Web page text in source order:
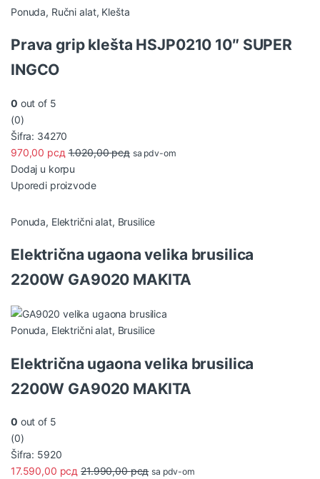
Ponuda, Ručni alat, Klešta
Prava grip klešta HSJP0210 10″ SUPER
INGCO
0 out of 5
(0)
Šifra: 34270
970,00 рсд 1.020,00рсд sa pdv-om
Dodaj u korpu
Uporedi proizvode
Ponuda, Električni alat, Brusilice
Električna ugaona velika brusilica
2200W GA9020 MAKITA
Ponuda, Električni alat, Brusilice
Električna ugaona velika brusilica
2200W GA9020 MAKITA
0 out of 5
(0)
Šifra: 5920
17.590,00 рсд 21.990,00рсд sa pdv-om